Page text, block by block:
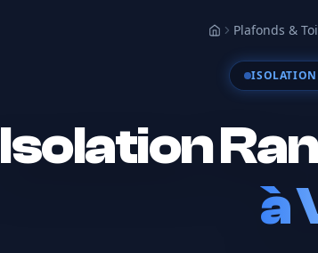
AccueilPlafonds &
ISOLATION
Isolation
à